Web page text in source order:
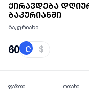
ქირავდება
ბაკურიანში
ბაკურიანი
60 ₾ $
ფართი ოთახი